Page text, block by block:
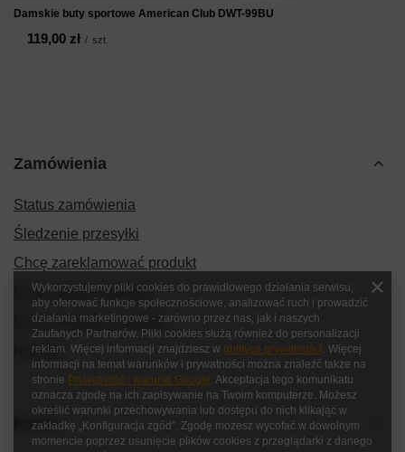
Damskie buty sportowe American Club DWT-99BU
119,00 zł / szt.
Zamówienia
Status zamówienia
Śledzenie przesyłki
Chcę zareklamować produkt
Chcę zwrócić produkt
Chcę wymienić produkt
Kontakt
Konto
Wykorzystujemy pliki cookies do prawidłowego działania serwisu,
aby oferować funkcje społecznościowe, analizować ruch i prowadzić
działania marketingowe - zarówno przez nas, jak i naszych
Zaufanych Partnerów. Pliki cookies służą również do personalizacji
reklam. Więcej informacji znajdziesz w polityce prywatności. Więcej
informacji na temat warunków i prywatności można znaleźć także na
stronie Prywatność i warunki Google. Akceptacja tego komunikatu
oznacza zgodę na ich zapisywanie na Twoim komputerze. Możesz
określić warunki przechowywania lub dostępu do nich klikając w
zakładkę „Konfiguracja zgód”. Zgodę możesz wycofać w dowolnym
momencie poprzez usunięcie plików cookies z przeglądarki z danego